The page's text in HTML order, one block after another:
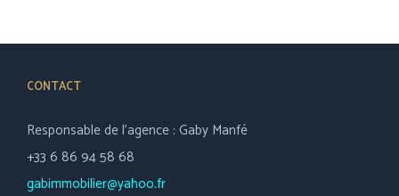
CONTACT
Responsable de l’agence : Gaby Manfé
+33 6 86 94 58 68
gabimmobilier@yahoo.fr